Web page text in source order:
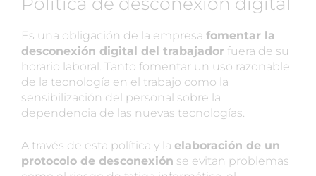
Es una obligación de la empresa fomentar la
desconexión digital del trabajador fuera de su
horario laboral. Tanto fomentar un uso razonable
de la tecnología en el trabajo como la
sensibilización del personal sobre la
dependencia de las nuevas tecnologías.
A través de esta política y la elaboración de un
protocolo de desconexión se evitan problemas